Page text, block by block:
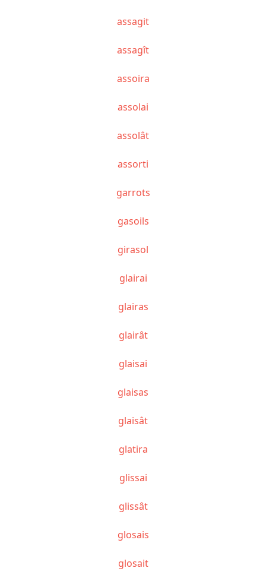
assagit
assagît
assoira
assolai
assolât
assorti
garrots
gasoils
girasol
glairai
glairas
glairât
glaisai
glaisas
glaisât
glatira
glissai
glissât
glosais
glosait